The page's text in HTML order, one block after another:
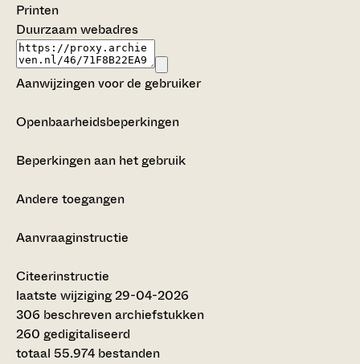
Printen
Duurzaam webadres
Aanwijzingen voor de gebruiker
Openbaarheidsbeperkingen
Beperkingen aan het gebruik
Andere toegangen
Aanvraaginstructie
Citeerinstructie
laatste wijziging 29-04-2026
306 beschreven archiefstukken
260 gedigitaliseerd
totaal 55.974 bestanden